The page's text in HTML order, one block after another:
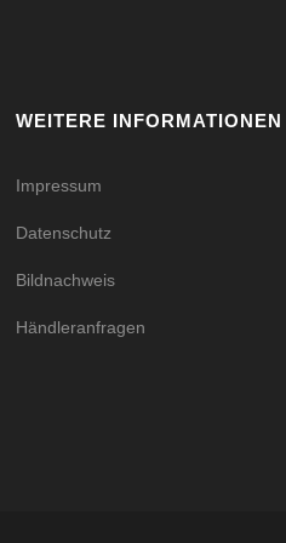
WEITERE INFORMATIONEN
Impressum
Datenschutz
Bildnachweis
Händleranfragen